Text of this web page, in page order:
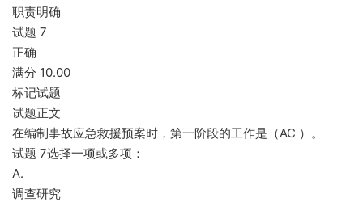
职责明确
试题 7
正确
满分 10.00
标记试题
试题正文
在编制事故应急救援预案时，第一阶段的工作是（AC ）。
试题 7选择一项或多项：
A.
调查研究